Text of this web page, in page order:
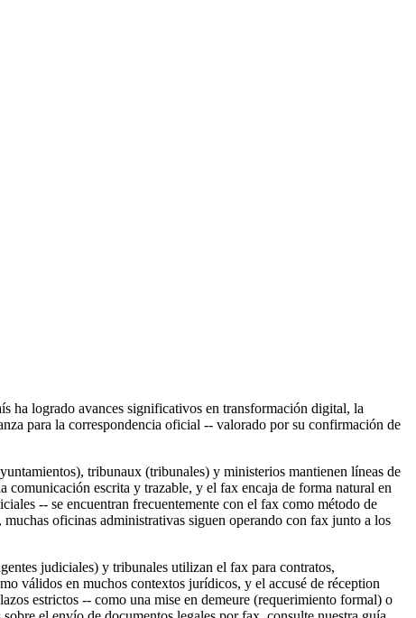
ha logrado avances significativos en transformación digital, la
para la correspondencia oficial -- valorado por su confirmación de
tribunaux (tribunales) y ministerios mantienen líneas de
escrita y trazable, y el fax encaja de forma natural en
-- se encuentran frecuentemente con el fax como método de
oficinas administrativas siguen operando con fax junto a los
judiciales) y tribunales utilizan el fax para contratos,
válidos en muchos contextos jurídicos, y el accusé de réception
estrictos -- como una mise en demeure (requerimiento formal) o